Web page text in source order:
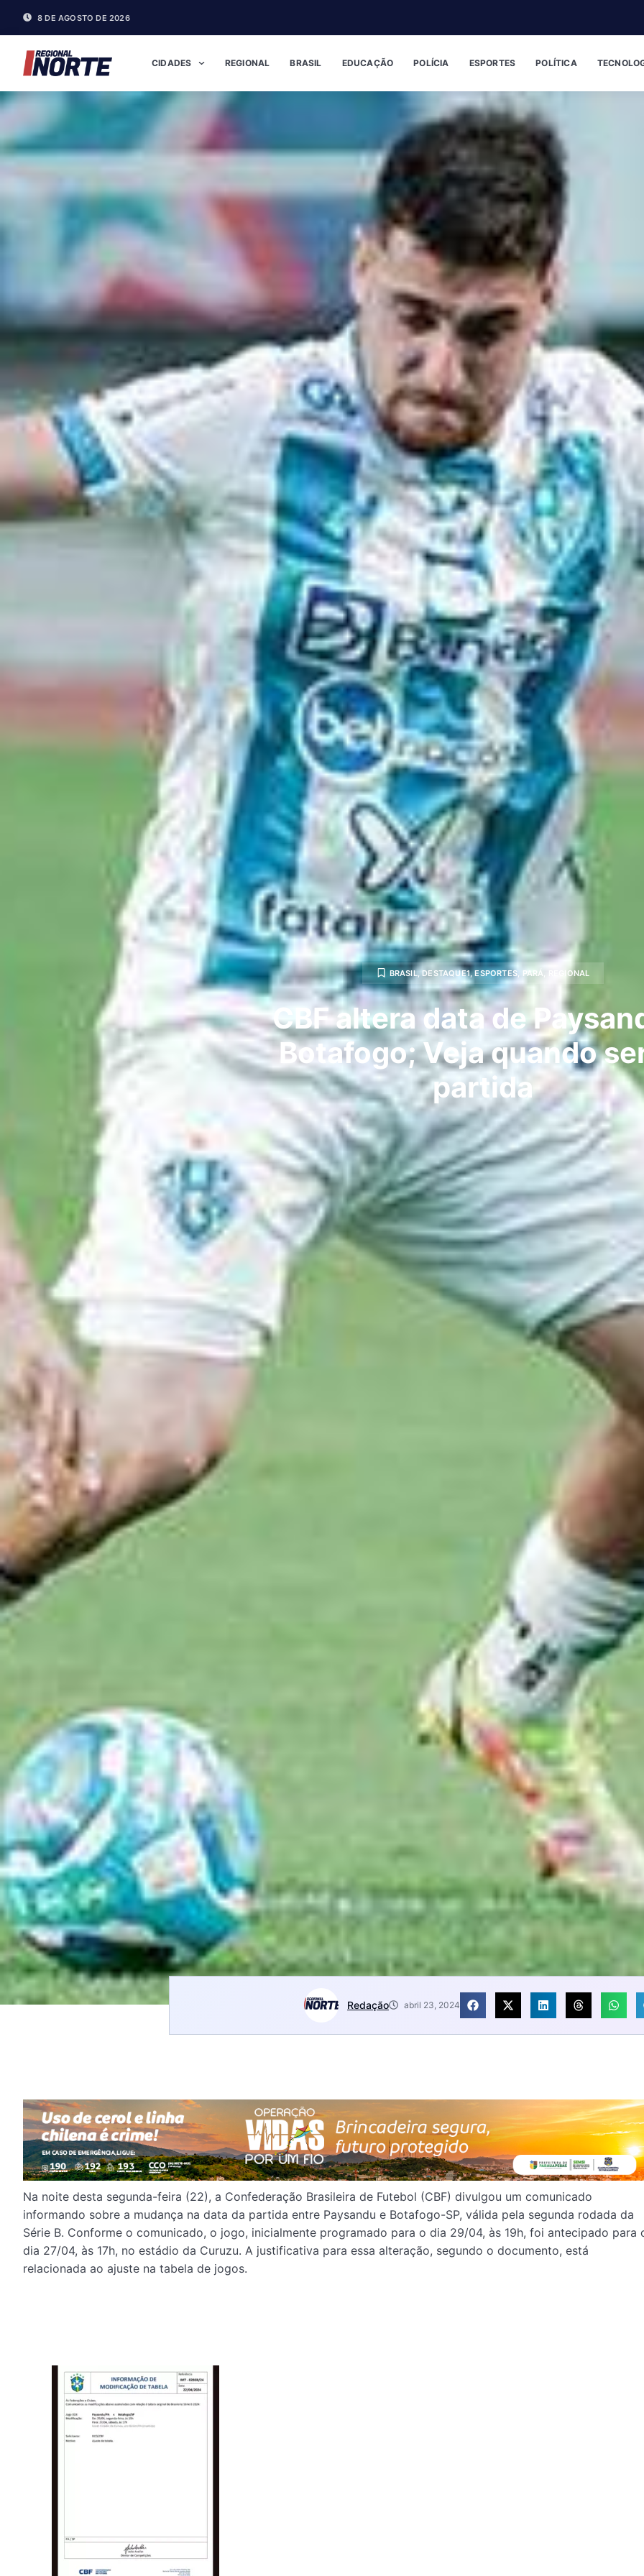
8 DE AGOSTO DE 2026
CIDADES REGIONAL BRASIL EDUCAÇÃO POLÍCIA ESPORTES POLÍTICA
BRASIL, DESTAQUE1,ESPORTES PARÁ REGIONAL
CBF altera data de
Botafogo; Veja quando
partida
Redação abril 23, 2024
Na noite desta segunda-feira (22), a Confederação Brasileira de Futebol (CBF) divulgou um comunicado
informando sobre a mudança na data da partida entre Paysandu e Botafogo-SP, válida pela segunda rodada da
Série B. Conforme o comunicado, o jogo, inicialmente programado para o dia 29/04, às 19h, foi antecipado para
dia 27/04, às 17h, no estádio da Curuzu. A justificativa para essa alteração, segundo o documento, está
relacionada ao ajuste na tabela de jogos.